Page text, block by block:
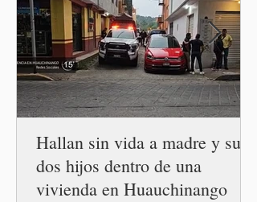
eventual sanción.
Hallan sin vida a madre y sus
dos hijos dentro de una
vivienda en Huauchinango